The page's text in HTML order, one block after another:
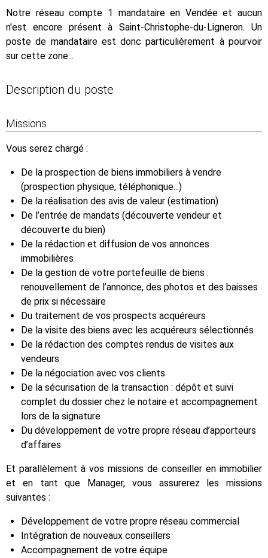
Notre réseau compte 1 mandataire en Vendée et aucun
n'est encore présent à Saint-Christophe-du-Ligneron. Un
poste de mandataire est donc particulièrement à pourvoir
sur cette zone...
Description du poste
Missions
Vous serez chargé :
De la prospection de biens immobiliers à vendre
(prospection physique, téléphonique...)
De la réalisation des avis de valeur (estimation)
De l’entrée de mandats (découverte vendeur et
découverte du bien)
De la rédaction et diffusion de vos annonces
immobilières
De la gestion de votre portefeuille de biens :
renouvellement de l’annonce, des photos et des baisses
de prix si nécessaire
Du traitement de vos prospects acquéreurs
De la visite des biens avec les acquéreurs sélectionnés
De la rédaction des comptes rendus de visites aux
vendeurs
De la négociation avec vos clients
De la sécurisation de la transaction : dépôt et suivi
complet du dossier chez le notaire et accompagnement
lors de la signature
Du développement de votre propre réseau d’apporteurs
d’affaires
Et parallèlement à vos missions de conseiller en immobilier
et en tant que Manager, vous assurerez les missions
suivantes :
Développement de votre propre réseau commercial
Intégration de nouveaux conseillers
Accompagnement de votre équipe